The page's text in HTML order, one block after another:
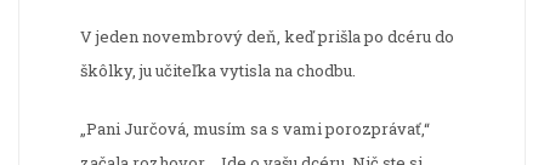
V jeden novembrový deň, keď prišla po dcéru do
škôlky, ju učiteľka vytisla na chodbu.
„Pani Jurčová, musím sa s vami porozprávať,“